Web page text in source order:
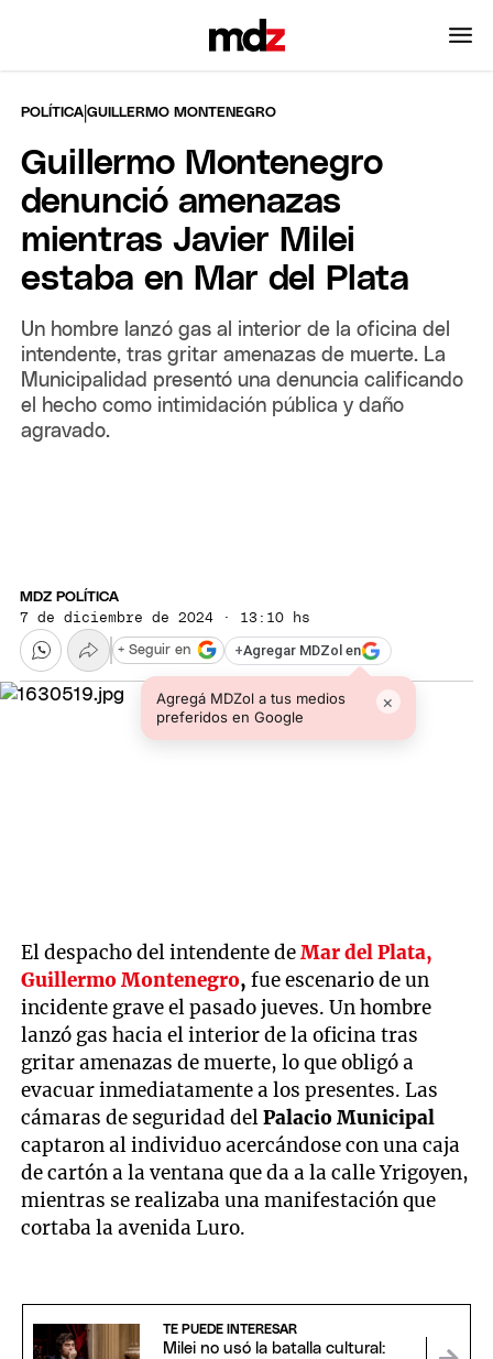
POLÍTICA |GUILLERMO MONTENEGRO
Guillermo Montenegro
denunció amenazas
mientras Javier Milei
estaba en Mar del Plata
Un hombre lanzó gas al interior de la oficina del
intendente, tras gritar amenazas de muerte. La
Municipalidad presentó una denuncia calificando
el hecho como intimidación pública y daño
agravado.
MDZ POLÍTICA
7 de diciembre de 2024 · 13:10 hs
+Agregar MDZol en
Agregá MDZol a tus medios
preferidos en Google
×
+ Seguir en
El despacho del intendente deMar del Plata,
Guillermo Montenegro, fue escenario de un
incidente grave el pasado jueves. Un hombre
lanzó gas hacia el interior de la oficina tras
gritar amenazas de muerte, lo que obligó a
evacuar inmediatamente a los presentes. Las
cámaras de seguridad delPalacio Municipal
captaron al individuo acercándose con una caja
de cartón a la ventana que da a la calle Yrigoyen,
mientras se realizaba una manifestación que
cortaba la avenida Luro.
TE PUEDE INTERESAR
Milei no usó la batalla cultural: